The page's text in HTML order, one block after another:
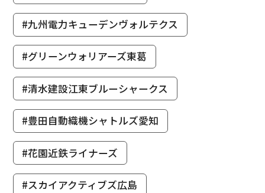
#九州電力キューデンヴォルテクス
#グリーンウォリアーズ東葛
#清水建設江東ブルーシャークス
#豊田自動織機シャトルズ愛知
#花園近鉄ライナーズ
#スカイアクティブズ広島